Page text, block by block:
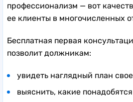
профессионализм — вот
ее клиенты в многочисленных
Бесплатная первая
позволит должникам:
увидеть наглядный план
выяснить, какие